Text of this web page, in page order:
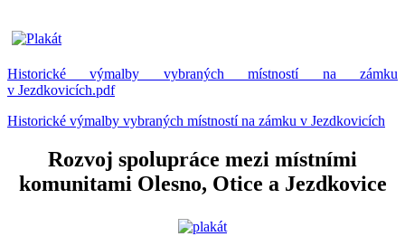
Historické výmalby vybraných místností na zámku
v Jezdkovicích.pdf
Historické výmalby vybraných místností na zámku v Jezdkovicích
Rozvoj spolupráce mezi místními
komunitami Olesno, Otice a Jezdkovice